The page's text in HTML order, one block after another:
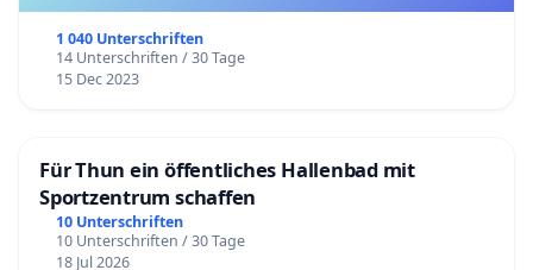
1 040 Unterschriften
14 Unterschriften / 30 Tage
15 Dec 2023
Für Thun ein öffentliches Hallenbad mit
Sportzentrum schaffen
10 Unterschriften
10 Unterschriften / 30 Tage
18 Jul 2026